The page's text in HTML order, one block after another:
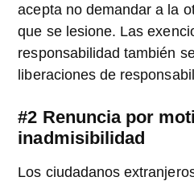
acepta no demandar a la
que se lesione. Las
responsabilidad también
liberaciones de
#2 Renuncia por
inadmisibilidad
Los ciudadanos